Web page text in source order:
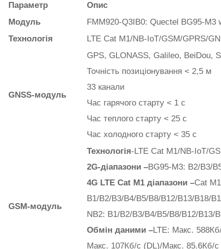
Параметр
Опис
Модуль
FMM920-Q3IB0: Quectel BG95-
Технологія
LTE Cat M1/NB-IoT/GSM/GPRS/
GNSS-модуль
GPS, GLONASS, Galileo, BeiDou,
Точність позиціонування < 2,5 м
33 канали
Час гарячого старту < 1 с
Час теплого старту < 25 с
Час холодного старту < 35 с
GSM-модуль
Технологія-LTE Cat M1/NB-IoT/
2G-діапазони –BG95-M3: B2/B3/
4G LTE Cat M1 діапазони –Cat
B1/B2/B3/B4/B5/B8/B12/B13/B18/
NB2: B1/B2/B3/B4/B5/B8/B12/B13/
Обмін даними –LTE: Макс.
Макс. 107Кб/с (DL)/Макс. 85.6Кб/с